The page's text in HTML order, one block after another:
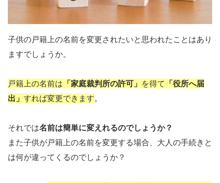
子供の戸籍上の名前を変更されたいと思われたことはあり
ますでしょうか。
戸籍上の名前は 「家庭裁判所の許可」 を得て 「役所へ届
出」 すれば変更できます。
それでは名前は簡単に変えれるのでしょうか？
また子供が戸籍上の名前を変更する場合、大人の手続きと
は何が違ってくるのでしょうか？